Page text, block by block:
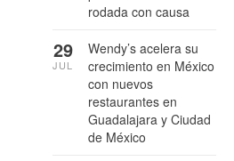
rodada con causa
Wendy’s acelera su
crecimiento en México
con nuevos
restaurantes en
Guadalajara y Ciudad
de México
29
JUL